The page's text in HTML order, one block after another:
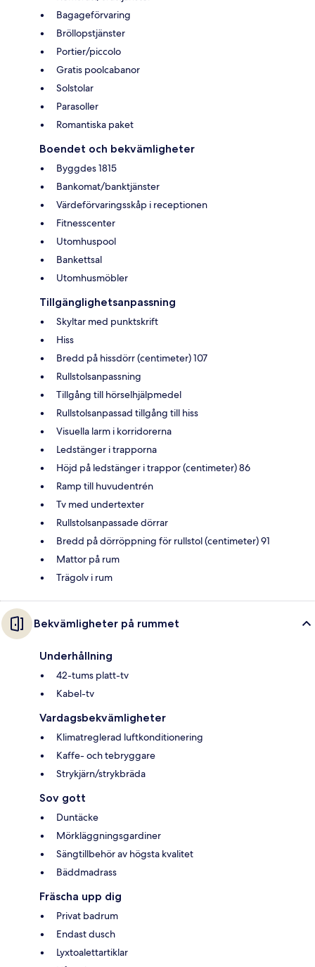
Bagageförvaring
Bröllopstjänster
Portier/piccolo
Gratis poolcabanor
Solstolar
Parasoller
Romantiska paket
Boendet och bekvämligheter
Byggdes 1815
Bankomat/banktjänster
Värdeförvaringsskåp i receptionen
Fitnesscenter
Utomhuspool
Bankettsal
Utomhusmöbler
Tillgänglighetsanpassning
Skyltar med punktskrift
Hiss
Bredd på hissdörr (centimeter) 107
Rullstolsanpassning
Tillgång till hörselhjälpmedel
Rullstolsanpassad tillgång till hiss
Visuella larm i korridorerna
Ledstänger i trapporna
Höjd på ledstänger i trappor (centimeter) 86
Ramp till huvudentrén
Tv med undertexter
Rullstolsanpassade dörrar
Bredd på dörröppning för rullstol (centimeter) 91
Mattor på rum
Trägolv i rum
Bekvämligheter på rummet
Underhållning
42-tums platt-tv
Kabel-tv
Vardagsbekvämligheter
Klimatreglerad luftkonditionering
Kaffe- och tebryggare
Strykjärn/strykbräda
Sov gott
Duntäcke
Mörkläggningsgardiner
Sängtillbehör av högsta kvalitet
Bäddmadrass
Fräscha upp dig
Privat badrum
Endast dusch
Lyxtoalettartiklar